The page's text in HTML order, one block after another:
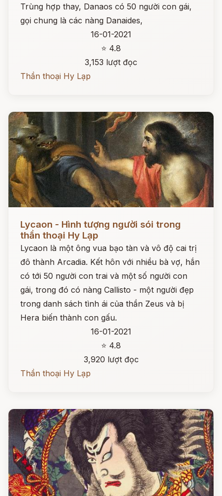
Trùng hợp thay, Danaos có 50 người con gái,
gọi chung là các nàng Danaides,
16-01-2021
⭐ 4.8
3,153 lượt đọc
Thần thoại Hy Lạp
Lycaon - Hình tượng người sói trong
thần thoại Hy Lạp
Lycaon là một ông vua bạo tàn và vô độ cai trị
đô thành Arcadia. Kết hôn với nhiều bà vợ, hắn
có tới 50 người con trai và một số người con
gái, trong đó có nàng Callisto - một người đẹp
trong danh sách tình ái của thần Zeus và bị
Hera biến thành con gấu.
16-01-2021
⭐ 4.8
3,920 lượt đọc
Thần thoại Hy Lạp